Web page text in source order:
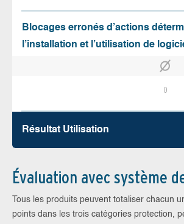
Blocages erronés d’actions
l’installation et l’utilisation de
0
Résultat Utilisation
Évaluation avec système
Tous les produits peuvent totaliser chacun
points dans les trois catégories protection,